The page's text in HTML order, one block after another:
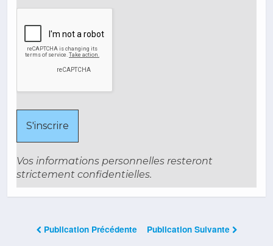
Vos informations personnelles resteront
strictement confidentielles.
Publication Précédente Publication Suivante